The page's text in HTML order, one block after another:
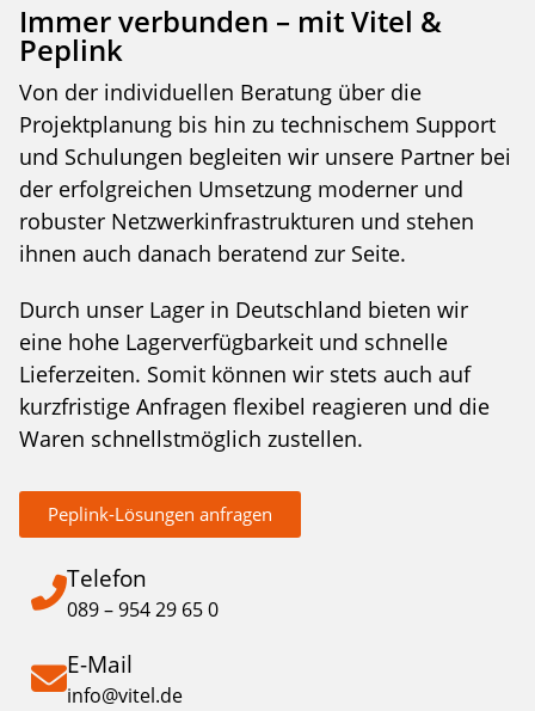
Immer verbunden – mit Vitel &
Peplink
Von der individuellen Beratung über die
Projektplanung bis hin zu technischem Support
und Schulungen begleiten wir unsere Partner bei
der erfolgreichen Umsetzung moderner und
robuster Netzwerkinfrastrukturen und stehen
ihnen auch danach beratend zur Seite.
Durch unser Lager in Deutschland bieten wir
eine hohe Lagerverfügbarkeit und schnelle
Lieferzeiten. Somit können wir stets auch auf
kurzfristige Anfragen flexibel reagieren und die
Waren schnellstmöglich zustellen.
Peplink-Lösungen anfragen
Telefon
089 – 954 29 65 0
E-Mail
info@vitel.de